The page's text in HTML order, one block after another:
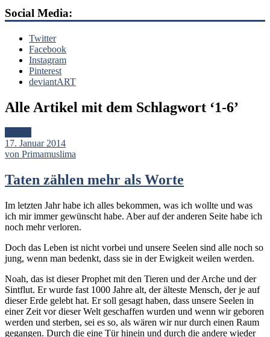
Social Media:
Twitter
Facebook
Instagram
Pinterest
deviantART
Alle Artikel mit dem Schlagwort ‘1-6’
17. Januar 2014
von Primamuslima
Taten zählen mehr als Worte
Im letzten Jahr habe ich alles bekommen, was ich wollte und was
ich mir immer gewünscht habe. Aber auf der anderen Seite habe ich
noch mehr verloren.
Doch das Leben ist nicht vorbei und unsere Seelen sind alle noch so
jung, wenn man bedenkt, dass sie in der Ewigkeit weilen werden.
Noah, das ist dieser Prophet mit den Tieren und der Arche und der
Sintflut. Er wurde fast 1000 Jahre alt, der älteste Mensch, der je auf
dieser Erde gelebt hat. Er soll gesagt haben, dass unsere Seelen in
einer Zeit vor dieser Welt geschaffen wurden und wenn wir geboren
werden und sterben, sei es so, als wären wir nur durch einen Raum
gegangen. Durch die eine Tür hinein und durch die andere wieder